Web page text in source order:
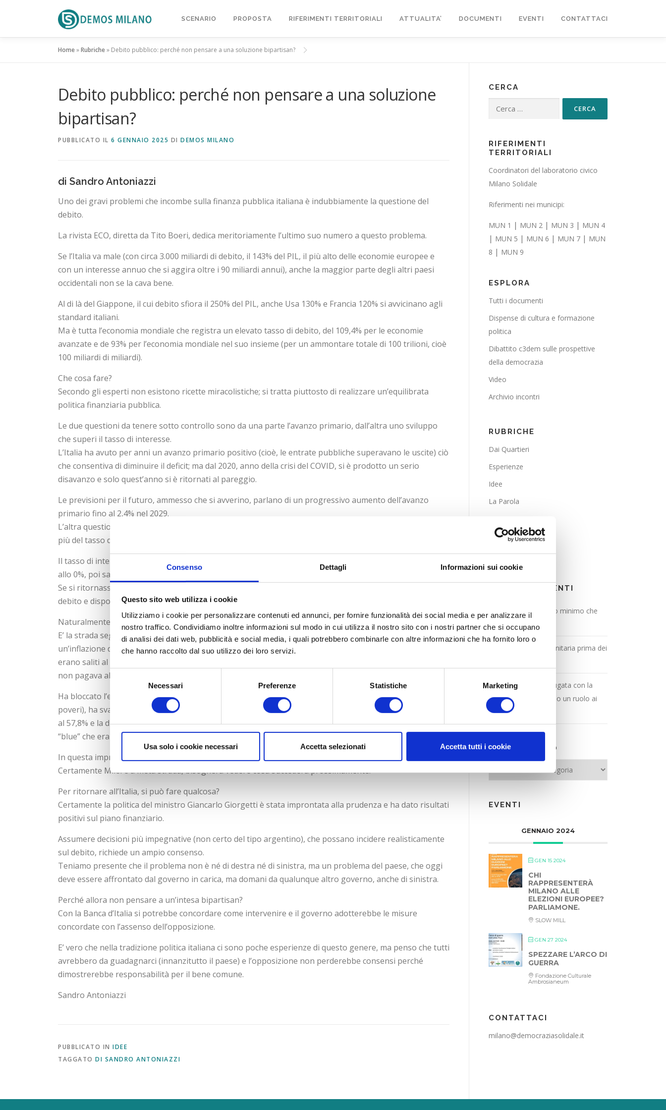
Consenso Dettagli Informazioni sui cookie
Questo sito web utilizza i cookie
Utilizziamo i cookie per personalizzare contenuti ed annunci, per fornire funzionalità dei social media e per analizzare il
nostro traffico. Condividiamo inoltre informazioni sul modo in cui utilizza il nostro sito con i nostri partner che si occupano
di analisi dei dati web, pubblicità e social media, i quali potrebbero combinarle con altre informazioni che ha fornito loro o
che hanno raccolto dal suo utilizzo dei loro servizi.
Selezione
consenso
Necessari Preferenze Statistiche Marketing
Usa solo i cookie necessari Accetta selezionati Accetta tutti i cookie
SCENARIO PROPOSTA RIFERIMENTI TERRITORIALI ATTUALITA’ DOCUMENTI EVENTI CONTATTACI
Home»Rubriche» Debito pubblico: perché non pensare a una soluzione bipartisan?
Debito pubblico: perché non pensare a una soluzione
bipartisan?
PUBBLICATO IL 6 GENNAIO 2025 DI DEMOS MILANO
di Sandro Antoniazzi
Uno dei gravi problemi che incombe sulla finanza pubblica italiana è indubbiamente la questione del
debito.
La rivista ECO, diretta da Tito Boeri, dedica meritoriamente l’ultimo suo numero a questo problema.
Se l’Italia va male (con circa 3.000 miliardi di debito, il 143% del PIL, il più alto delle economie europee e
con un interesse annuo che si aggira oltre i 90 miliardi annui), anche la maggior parte degli altri paesi
occidentali non se la cava bene.
Al di là del Giappone, il cui debito sfiora il 250% del PIL, anche Usa 130% e Francia 120% si avvicinano agli
standard italiani.
Ma è tutta l’economia mondiale che registra un elevato tasso di debito, del 109,4% per le economie
avanzate e de 93% per l’economia mondiale nel suo insieme (per un ammontare totale di 100 trilioni, cioè
100 miliardi di miliardi).
Che cosa fare?
Secondo gli esperti non esistono ricette miracolistiche; si tratta piuttosto di realizzare un’equilibrata
politica finanziaria pubblica.
Le due questioni da tenere sotto controllo sono da una parte l’avanzo primario, dall’altra uno sviluppo
che superi il tasso di interesse.
L’Italia ha avuto per anni un avanzo primario positivo (cioè, le entrate pubbliche superavano le uscite) ciò
che consentiva di diminuire il deficit; ma dal 2020, anno della crisi del COVID, si è prodotto un serio
disavanzo e solo quest’anno si è ritornati al pareggio.
Le previsioni per il futuro, ammesso che si avverino, parlano di un progressivo aumento dell’avanzo
primario fino al 2,4% nel 2029.
L’altra questione è il rapporto crescita dell’economia e livello del tasso di interesse: se l’economia cresce
più del tasso di interesse il debito diminuisce e viceversa ne caso opposto.
Il tasso di interesse oggi è sostanzialmente deciso dalla Banca Europea: nel 2022 questo tasso era uguale
allo 0%, poi salito rapidamente nel 2023/2024 fino al 4,5% e infine ridisceso al 3% attuale.
Se si ritornasse ai livelli dello 0-1% chiaramente i bilanci pubblici potrebbero trovare sollievo, ridurre il
debito e disporre di risorse per gli investimenti.
Naturalmente esiste un’altra soluzione drastica e coraggiosa: un taglio consistente della spesa pubblica.
E’ la strada seguita dal Presidente dell’Argentina, Javier Milei che, all’atto del suo insediamento ha trovato
un’inflazione del 270% annua, che veniva finanziata (e prodotta) con l’emissione di carta moneta: i poveri
erano saliti al 42% della popolazione e con la riforma fiscale del governo precedente il 99% dei cittadini
non pagava alcuna tassa.
Ha bloccato l’emissione di moneta, ha tagliato la spesa pubblica del 30% (salvando i provvedimenti per i
poveri), ha svalutato il peso (la moneta nazionale) del 45%; con queste operazioni ha riportato l’inflazione
al 57,8% e la differenza dello spread rispetto al dollaro è diventata minima (prima esisteva un dollaro
“blue” che era il 120% superiore a quello ufficiale).
In questa impresa audace ha avuto l’appoggio popolare che vedeva nell’inflazione il problema maggiore.
Certamente Milei è a metà strada, bisognerà vedere cosa succederà prossimamente.
Per ritornare all’Italia, si può fare qualcosa?
Certamente la politica del ministro Giancarlo Giorgetti è stata improntata alla prudenza e ha dato risultati
positivi sul piano finanziario.
Assumere decisioni più impegnative (non certo del tipo argentino), che possano incidere realisticamente
sul debito, richiede un ampio consenso.
Teniamo presente che il problema non è né di destra né di sinistra, ma un problema del paese, che oggi
deve essere affrontato dal governo in carica, ma domani da qualunque altro governo, anche di sinistra.
Perché allora non pensare a un’intesa bipartisan?
Con la Banca d’Italia si potrebbe concordare come intervenire e il governo adotterebbe le misure
concordate con l’assenso dell’opposizione.
E’ vero che nella tradizione politica italiana ci sono poche esperienze di questo genere, ma penso che tutti
avrebbero da guadagnarci (innanzitutto il paese) e l’opposizione non perderebbe consensi perché
dimostrerebbe responsabilità per il bene comune.
Sandro Antoniazzi
PUBBLICATO IN IDEE
TAGGATO DI SANDRO ANTONIAZZI
CERCA
Ricerca per:
RIFERIMENTI
TERRITORIALI
Coordinatori del laboratorio civico
Milano Solidale
Riferimenti nei municipi:
MUN 1 | MUN 2 | MUN 3 | MUN 4
| MUN 5 | MUN 6 | MUN 7 | MUN
8 | MUN 9
ESPLORA
Tutti i documenti
Dispense di cultura e formazione
politica
Dibattito c3dem sulle prospettive
della democrazia
Video
Archivio incontri
RUBRICHE
Dai Quartieri
Esperienze
Idee
La Parola
Lavoro
Pensieri
ARTICOLI RECENTI
L’alternativa al salario minimo che
viene da Milano
Contenuti e pratica unitaria prima dei
La sicurezza va coniugata con la
partecipazione! Diamo un ruolo ai
municipi
NAVIGA TUTTO
EVENTI
GENNAIO 2024
GEN 15 2024
CHI
RAPPRESENTERÀ
MILANO ALLE
ELEZIONI EUROPEE?
PARLIAMONE.
SLOW MILL
GEN 27 2024
SPEZZARE L’ARCO DI
GUERRA
Fondazione Culturale
Ambrosianeum
CONTATTACI
milano@democraziasolidale.it